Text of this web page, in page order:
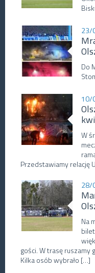
23/
Do
10/
W
Przedstawiamy relację
28/
Na
gości. W trasę ruszamy
Kilka osób wybrało […]